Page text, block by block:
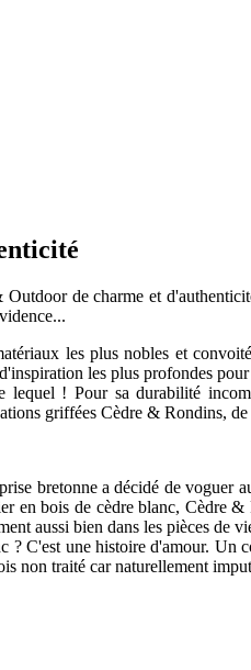
de charme et
les plus nobles et
les plus profondes
! Pour sa durabilité
griffées Cèdre & Rondins,
bretonne a décidé de voguer
en bois de cèdre blanc, Cèdre
aussi bien dans les pièces de
? C'est une histoire d'amour. Un
non traité car naturellement